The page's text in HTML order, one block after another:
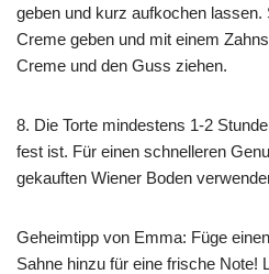
geben und kurz aufkochen lassen.
Creme geben und mit einem
Creme und den Guss ziehen.
8. Die Torte mindestens 1-2
fest ist. Für einen schnelleren
gekauften Wiener Boden
Geheimtipp von Emma: Füge
Sahne hinzu für eine frische Note!